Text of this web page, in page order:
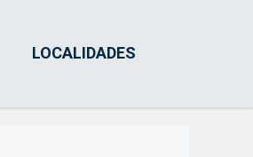
LOCALIDADES